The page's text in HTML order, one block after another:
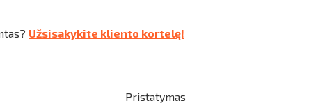
Užsisakykite kliento kortelę!
Pristatymas